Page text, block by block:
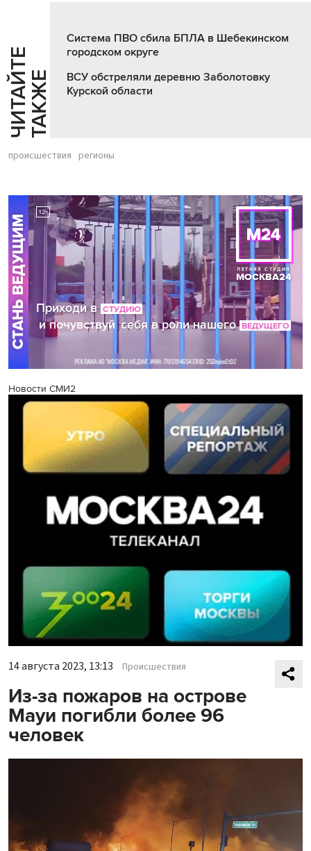
Ч
И
Т
АЙ
Т
Е
Т
А
К
ЖЕ
Система ПВО сбила БПЛА в Шебекинском
городском округе
ВСУ обстреляли деревню Заболотовку
Курской области
происшествия регионы
Новости СМИ2
14 августа 2023, 13:13 Происшествия
Из-за пожаров на острове
Мауи погибли более 96
человек